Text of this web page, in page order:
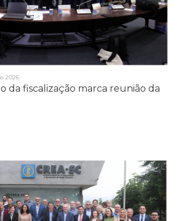
2026
da fiscalização marca reunião da